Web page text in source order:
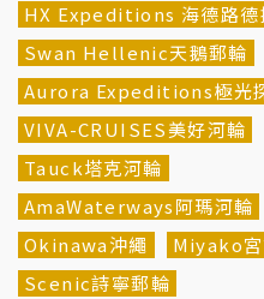
HX Expeditions 海德路德
Swan Hellenic天鵝郵輪
Aurora Expeditions極光
VIVA-CRUISES美好河輪
Tauck塔克河輪
AmaWaterways阿瑪河輪
Okinawa沖繩
Miyako宮
Scenic詩寧郵輪